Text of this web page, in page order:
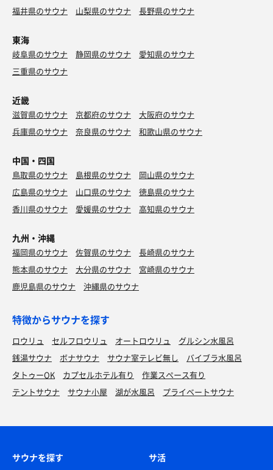
福井県のサウナ
山梨県のサウナ 長野県のサウナ
東海
岐阜県のサウナ 静岡県のサウナ
愛知県のサウナ
三重県のサウナ
近畿
滋賀県のサウナ 京都府のサウナ
大阪府のサウナ
兵庫県のサウナ
奈良県のサウナ 和歌山県のサウナ
中国・四国
鳥取県のサウナ 島根県のサウナ
岡山県のサウナ
広島県のサウナ
山口県のサウナ
徳島県のサウナ
香川県のサウナ
愛媛県のサウナ 高知県のサウナ
九州・沖縄
福岡県のサウナ 佐賀県のサウナ
長崎県のサウナ
熊本県のサウナ
大分県のサウナ
宮崎県のサウナ
鹿児島県のサウナ
沖縄県のサウナ
特徴からサウナを探す
ロウリュ セルフロウリュ オートロウリュ
グルシン水風呂
銭湯サウナ
ボナサウナ サウナ室テレビ無し
バイブラ水風呂
タトゥーOK
カプセルホテル有り
作業スペース有り
テントサウナ
サウナ小屋 湖が水風呂 プライベートサウナ
サウナを探す サ活